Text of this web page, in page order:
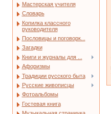
Мастерская учителя
Словарь
Копилка классного
руководителя
Пословицы и поговорк...
Загадки
Книги и журналы для ...
Афоризмы
Традиции русского быта
Русские живописцы
Фотоальбомы
Гостевая книга